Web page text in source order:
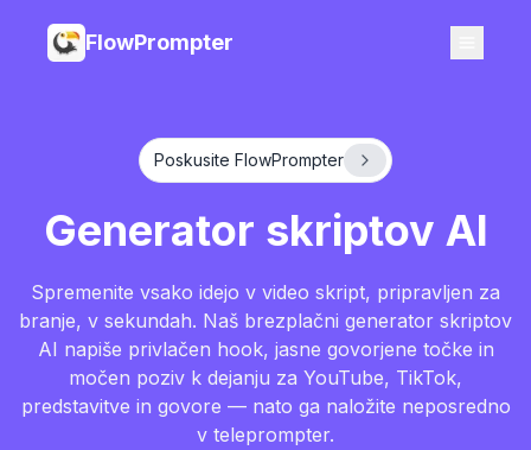
FlowPrompter
Poskusite FlowPrompter
Generator skriptov AI
Spremenite vsako idejo v video skript, pripravljen za
branje, v sekundah. Naš brezplačni generator skriptov
AI napiše privlačen hook, jasne govorjene točke in
močen poziv k dejanju za YouTube, TikTok,
predstavitve in govore — nato ga naložite neposredno
v teleprompter.